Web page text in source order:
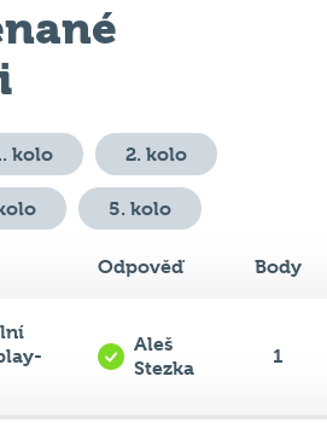
kolo 2. kolo
5. kolo
Odpověď Body
Aleš
Stezka
1